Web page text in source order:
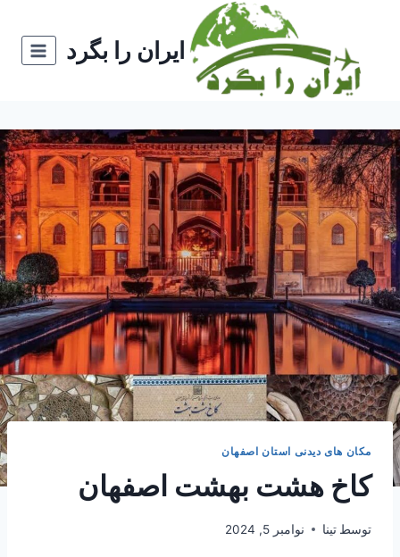
ایران را بگرد
مکان های دیدنی استان اصفهان
کاخ هشت بهشت اصفهان
توسط تینا نوامبر 5, 2024